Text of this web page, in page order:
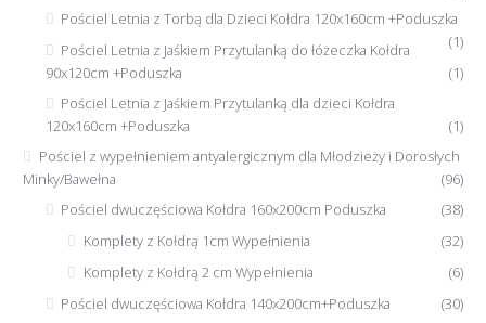
Pościel Letnia z Torbą dla Dzieci Kołdra 120x160cm +Poduszka
(1)
Pościel Letnia z Jaśkiem Przytulanką do łóżeczka Kołdra
90x120cm +Poduszka
(1)
Pościel Letnia z Jaśkiem Przytulanką dla dzieci Kołdra
120x160cm +Poduszka
(1)
Pościel z wypełnieniem antyalergicznym dla Młodzieży i Dorosłych
Minky/Bawełna
(96)
Pościel dwuczęściowa Kołdra 160x200cm Poduszka
(38)
Komplety z Kołdrą 1cm Wypełnienia
(32)
Komplety z Kołdrą 2 cm Wypełnienia
(6)
Pościel dwuczęściowa Kołdra 140x200cm+Poduszka
(30)